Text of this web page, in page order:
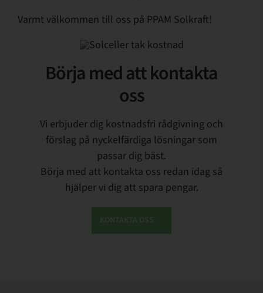
Varmt välkommen till oss på PPAM Solkraft!
Börja med att kontakta
oss
Vi erbjuder dig kostnadsfri rådgivning och
förslag på nyckelfärdiga lösningar som
passar dig bäst.
Börja med att kontakta oss redan idag så
hjälper vi dig att spara pengar.
KONTAKTA OSS